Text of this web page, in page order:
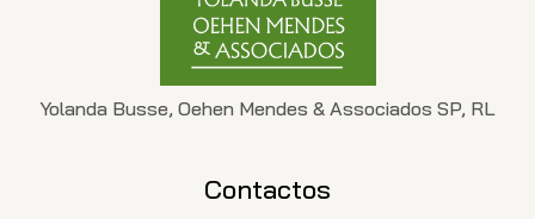
Yolanda Busse, Oehen Mendes & Associados SP, RL
Contactos